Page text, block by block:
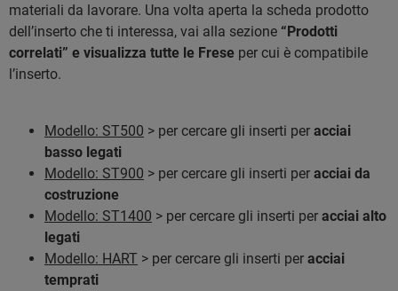
materiali da lavorare. Una volta aperta la scheda prodotto
dell’inserto che ti interessa, vai alla sezione “Prodotti
correlati” e visualizza tutte le Frese per cui è compatibile
l’inserto.
Modello: ST500 > per cercare gli inserti per acciai
basso legati
Modello: ST900 > per cercare gli inserti per acciai da
costruzione
Modello: ST1400 > per cercare gli inserti per acciai alto
legati
Modello: HART > per cercare gli inserti per acciai
temprati